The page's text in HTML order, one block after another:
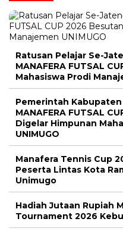
Ratusan Pelajar Se-
MANAFERA FUTSAL
Mahasiswa Prodi
Pemerintah
MANAFERA FUTSAL
Digelar Himpunan
UNIMUGO
Manafera Tennis Cup
Peserta Lintas Kota
Unimugo
Hadiah Jutaan Rupiah
Tournament 2026